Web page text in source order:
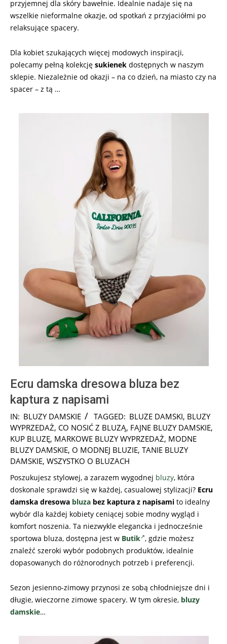
przyjemnej dla skóry bawełnie. Idealnie nadaje się na
wszelkie nieformalne okazje, od spotkań z przyjaciółmi po
relaksujące spacery.
Dla kobiet szukających więcej modowych inspiracji,
polecamy pełną kolekcję sukienek dostępnych w naszym
sklepie. Niezależnie od okazji – na co dzień, na miasto czy na
spacer – z tą …
Ecru damska dresowa bluza bez
kaptura z napisami
2024-
08-
06
IN: BLUZY DAMSKIE TAGGED: BLUZE DAMSKI, BLUZY
WYPRZEDAŻ, CO NOSIĆ Z BLUZĄ, FAJNE BLUZY DAMSKIE,
KUP BLUZĘ, MARKOWE BLUZY WYPRZEDAŻ, MODNE
BLUZY DAMSKIE, O MODNEJ BLUZIE, TANIE BLUZY
DAMSKIE, WSZYSTKO O BLUZACH
Poszukujesz stylowej, a zarazem wygodnej bluzy, która
doskonale sprawdzi się w każdej, casualowej stylizacji? Ecru
damska dresowa bluza bez kaptura z napisami to idealny
wybór dla każdej kobiety ceniącej sobie modny wygląd i
komfort noszenia. Ta niezwykle elegancka i jednocześnie
sportowa bluza, dostępna jest w Butik , gdzie możesz
znaleźć szeroki wybór podobnych produktów, idealnie
dopasowanych do różnorodnych potrzeb i preferencji.
Sezon jesienno-zimowy przynosi ze sobą chłodniejsze dni i
długie, wieczorne zimowe spacery. W tym okresie, bluzy
damskie…